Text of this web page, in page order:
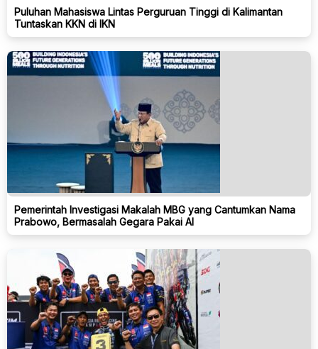
Puluhan Mahasiswa Lintas Perguruan Tinggi di Kalimantan
Tuntaskan KKN di IKN
Pemerintah Investigasi Makalah MBG yang Cantumkan Nama
Prabowo, Bermasalah Gegara Pakai AI